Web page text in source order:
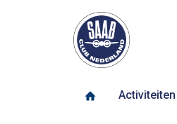
Activiteiten